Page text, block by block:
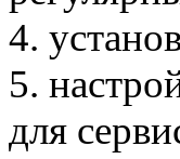
4.
5.
для